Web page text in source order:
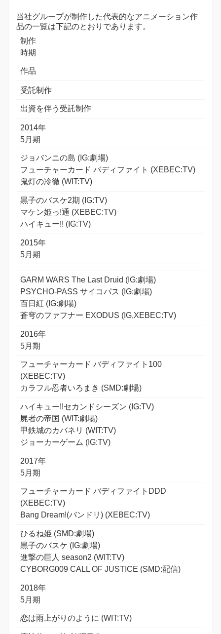
当社グループが制作した代表的なアニメーション作
品の一覧は下記のとおりであります。
制作
時期
作品
受託制作
出資を伴う受託制作
2014年
5月期
ジョバンニの島 (IG:劇場)
フューチャーカード バディファイト (XEBEC:TV)
鬼灯の冷徹 (WIT:TV)
黒子のバスケ2期 (IG:TV)
マケン姫っ!通 (XEBEC:TV)
ハイキュー!! (IG:TV)
2015年
5月期
GARM WARS The Last Druid (IG:劇場)
PSYCHO-PASS サイコパス (IG:劇場)
百日紅 (IG:劇場)
蒼穹のファフナー EXODUS (IG,XEBEC:TV)
2016年
5月期
フューチャーカード バディファイト100
(XEBEC:TV)
カラフル忍者いろまき (SMD:劇場)
ハイキュー!!セカンドシーズン (IG:TV)
屍者の帝国 (WIT:劇場)
甲鉄城のカバネリ (WIT:TV)
ジョーカーゲーム (IG:TV)
2017年
5月期
フューチャーカード バディファイトDDD
(XEBEC:TV)
Bang Dream!(バンドリ) (XEBEC:TV)
ひるね姫 (SMD:劇場)
黒子のバスケ (IG:劇場)
進撃の巨人 season2 (WIT:TV)
CYBORG009 CALL OF JUSTICE (SMD:配信)
2018年
5月期
恋は雨上がりのように (WIT:TV)